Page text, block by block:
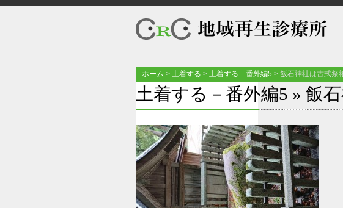
ホーム > 土着する > 土着する－番外編5 > 飯石神社は古式祭
土着する－番外編5 » 飯